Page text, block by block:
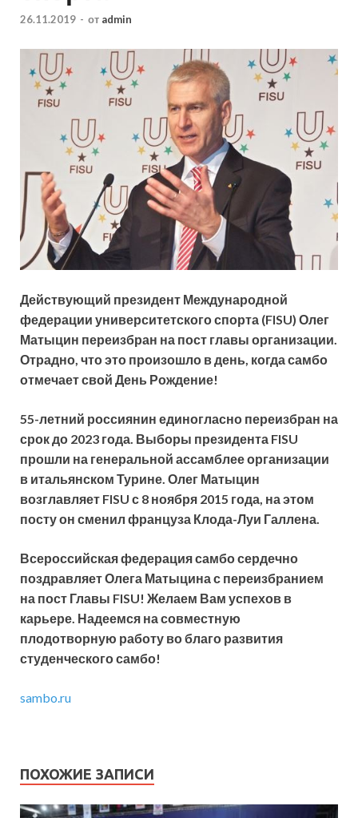
26.11.2019 - от admin
Действующий президент Международной
федерации университетского спорта (FISU) Олег
Матыцин переизбран на пост главы организации.
Отрадно, что это произошло в день, когда самбо
отмечает свой День Рождение!
55-летний россиянин единогласно переизбран на
срок до 2023 года. Выборы президента FISU
прошли на генеральной ассамблее организации
в итальянском Турине. Олег Матыцин
возглавляет FISU с 8 ноября 2015 года, на этом
посту он сменил француза Клода-Луи Галлена.
Всероссийская федерация самбо сердечно
поздравляет Олега Матыцина с переизбранием
на пост Главы FISU! Желаем Вам успехов в
карьере. Надеемся на совместную
плодотворную работу во благо развития
студенческого самбо!
sambo.ru
ПОХОЖИЕ ЗАПИСИ